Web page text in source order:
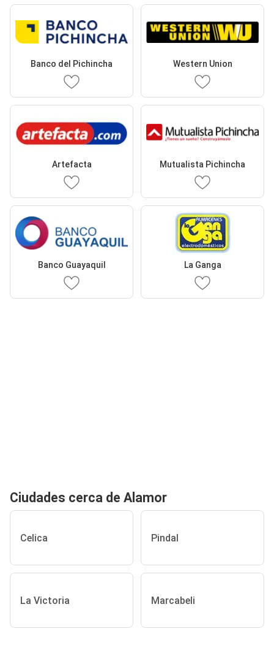
Banco del Pichincha Western Union
Artefacta Mutualista Pichincha
Banco Guayaquil La Ganga
Ciudades cerca de Alamor
Celica Pindal
La Victoria Marcabeli